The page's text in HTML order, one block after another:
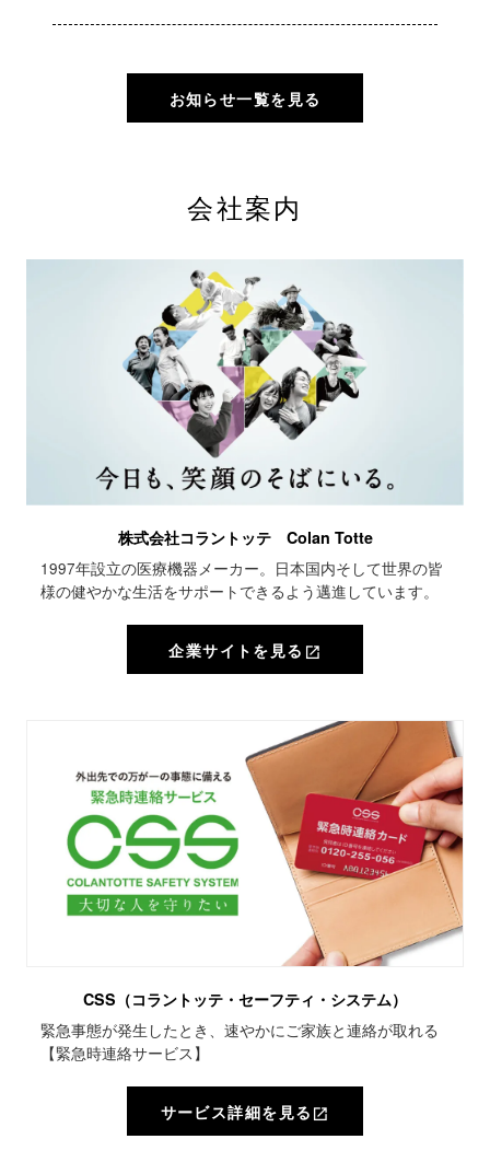
お知らせ一覧を見る
会社案内
open_in_new
株式会社コラントッテ Colan Totte
1997年設立の医療機器メーカー。日本国内そして世界の皆
様の健やかな生活をサポートできるよう邁進しています。
企業サイトを見る open_in_new
open_in_new
CSS（コラントッテ・セーフティ・システム）
緊急事態が発生したとき、速やかにご家族と連絡が取れる
【緊急時連絡サービス】
サービス詳細を見る open_in_new